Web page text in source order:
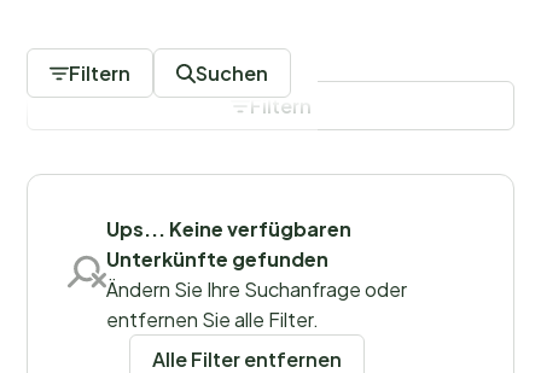
Unterkünfte und erlebe, dass ein kleines Budget der
Qualität deines Urlaubs keinen Abbruch tun muss.
Filtern Suchen
Regionen
Filter speichern
Filtern
Ups... Keine verfügbaren
Unterkünfte gefunden
Ändern Sie Ihre Suchanfrage oder
entfernen Sie alle Filter.
Alle Filter entfernen